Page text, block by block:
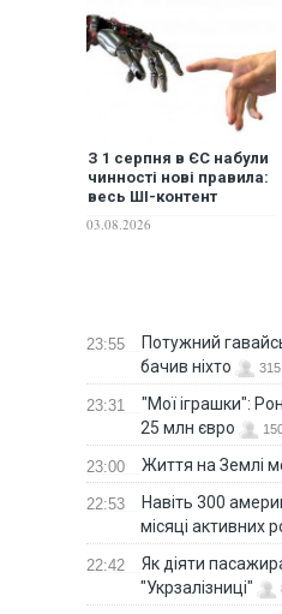
З 1 серпня в ЄС набули
чинності нові правила:
весь ШІ-контент
обов'язковому
03.08.2026
23:55
Потужний
бачив ніхто
315
23:31
"Мої іграшки":
25 млн євро
23:00 Життя на Землі
22:53
Навіть 300
місяці активних
22:42
Як діяти
"Укрзалізниці"